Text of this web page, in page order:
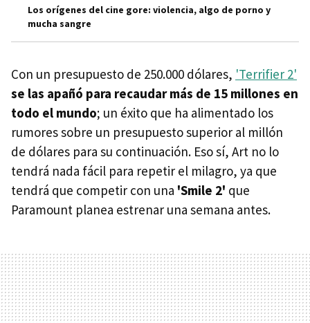
Los orígenes del cine gore: violencia, algo de porno y
mucha sangre
Con un presupuesto de 250.000 dólares, 'Terrifier 2'
se las apañó para recaudar más de 15 millones en
todo el mundo; un éxito que ha alimentado los
rumores sobre un presupuesto superior al millón
de dólares para su continuación. Eso sí, Art no lo
tendrá nada fácil para repetir el milagro, ya que
tendrá que competir con una 'Smile 2' que
Paramount planea estrenar una semana antes.